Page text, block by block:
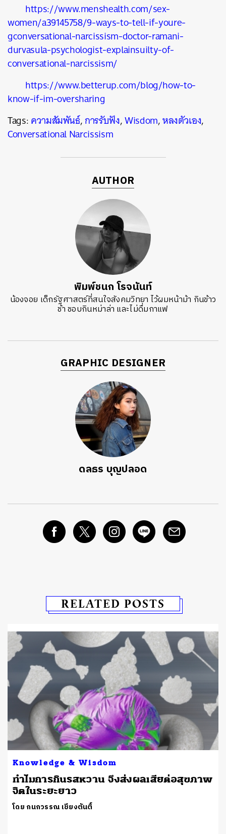
https://www.menshealth.com/sex-
women/a39145758/9-ways-to-tell-if-youre-
gconversational-narcissism-doctor-ramani-
durvasula-psychologist-explainsuilty-of-
conversational-narcissism/
https://www.betterup.com/blog/how-to-
know-if-im-oversharing
Tags:ความสัมพันธ์,การรับฟัง,Wisdom,หลงตัวเอง,
Conversational Narcissism
AUTHOR
พิมพ์ชนก โรจนันท์
น้องจอย เด็กรัฐศาสตร์ที่สนใจสังคมวิทยา ไว้ผมหน้าม้า กินข้าว
ช้า ชอบกินหม่าล่า และไม่ดื่มกาแฟ
GRAPHIC DESIGNER
ดลธร บุญปลอด
RELATED POSTS
Knowledge & Wisdom
ทำไมการกินรสหวาน จึงส่งผลเสียต่อสุขภาพ
จิตในระยะยาว
โดย กนกวรรณ เชียงตันติ์